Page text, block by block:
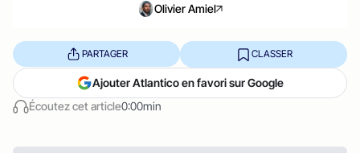
Olivier Amiel
Écoutez cet article0:00min
PARTAGER CLASSER
Ajouter Atlantico en favori sur Google